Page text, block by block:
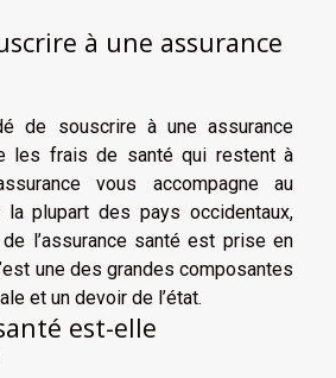
à une assurance
de souscrire à une assurance
les frais de santé qui restent à
vous accompagne au
plupart des pays occidentaux,
l’assurance santé est prise en
une des grandes composantes
et un devoir de l’état.
est-elle